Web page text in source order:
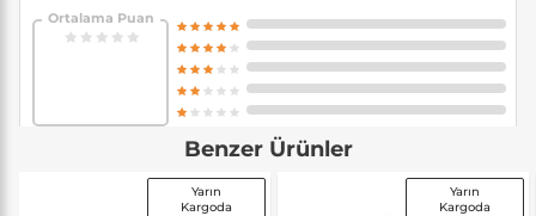
Ortalama Puan
Benzer Ürünler
Yarın
Kargoda
Yarın
Kargoda